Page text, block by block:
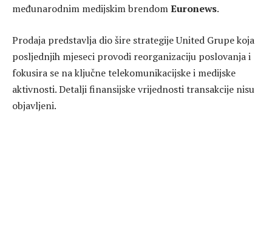
međunarodnim medijskim brendomEuronews.
Prodaja predstavlja dio šire strategije United Grupe koja
posljednjih mjeseci provodi reorganizaciju poslovanja i
fokusira se na ključne telekomunikacijske i medijske
aktivnosti. Detalji finansijske vrijednosti transakcije nisu
objavljeni.